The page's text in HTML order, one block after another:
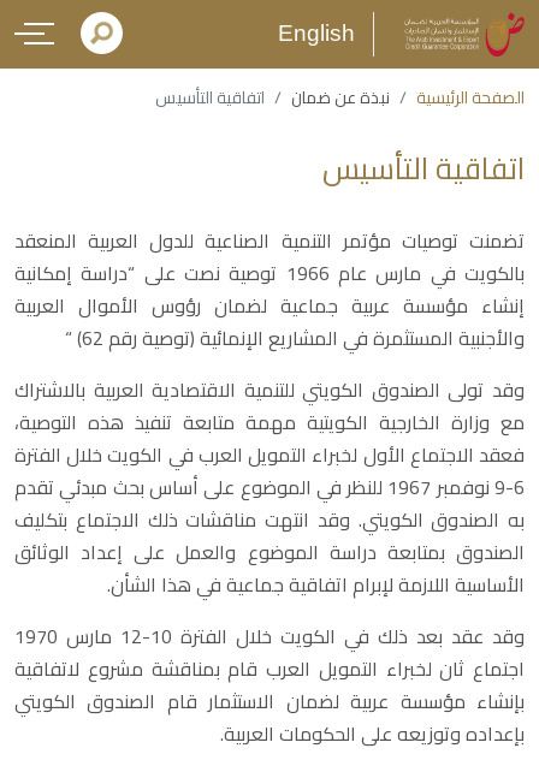
English
الصفحة الرئيسية نبذة عن ضمان اتفاقية التأسيس
اتفاقية التأسيس
تضمنت توصيات مؤتمر التنمية الصناعية للدول العربية المنعقد
بالكويت في مارس عام 1966 توصية نصت على “دراسة إمكانية
إنشاء مؤسسة عربية جماعية لضمان رؤوس الأموال العربية
والأجنبية المستثمرة في المشاريع الإنمائية (توصية رقم 62) “
وقد تولى الصندوق الكويتي للتنمية الاقتصادية العربية بالاشتراك
مع وزارة الخارجية الكويتية مهمة متابعة تنفيذ هذه التوصية،
فعقد الاجتماع الأول لخبراء التمويل العرب في الكويت خلال الفترة
6-9 نوفمبر 1967 للنظر في الموضوع على أساس بحث مبدئي تقدم
به الصندوق الكويتي. وقد انتهت مناقشات ذلك الاجتماع بتكليف
الصندوق بمتابعة دراسة الموضوع والعمل على إعداد الوثائق
الأساسية اللازمة لإبرام اتفاقية جماعية في هذا الشأن.
وقد عقد بعد ذلك في الكويت خلال الفترة 10-12 مارس 1970
اجتماع ثان لخبراء التمويل العرب قام بمناقشة مشروع لاتفاقية
بإنشاء مؤسسة عربية لضمان الاستثمار قام الصندوق الكويتي
بإعداده وتوزيعه على الحكومات العربية.